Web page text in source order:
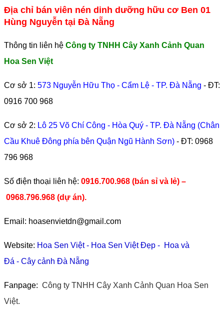
Địa chỉ bán viên nén dinh dưỡng hữu cơ Ben 01
Hùng Nguyễn tại Đà Nẵng
Thông tin liên hệ Công ty TNHH Cây Xanh Cảnh Quan
Hoa Sen Việt
Cơ sở 1: 573 Nguyễn Hữu Thọ - Cẩm Lệ - TP. Đà Nẵng - ĐT:
0916 700 968
Cơ sở 2: Lô 25 Võ Chí Công - Hòa Quý - TP. Đà Nẵng (Chân
Cầu Khuê Đông phía bên Quận Ngũ Hành Sơn) - ĐT: 0968
796 968
​Số điện thoại liên hệ: 0916.700.968 (bán sỉ và lẻ) –
0968.796.968 (dự án).
Email: hoasenvietdn@gmail.com
Website: Hoa Sen Việt- Hoa Sen Việt Đẹp - Hoa và
Đá - Cây cảnh Đà Nẵng
Fanpage: Công ty TNHH Cây Xanh Cảnh Quan Hoa Sen
Việt.